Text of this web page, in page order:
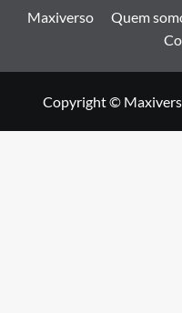
Maxiverso Quem
Copyright ©